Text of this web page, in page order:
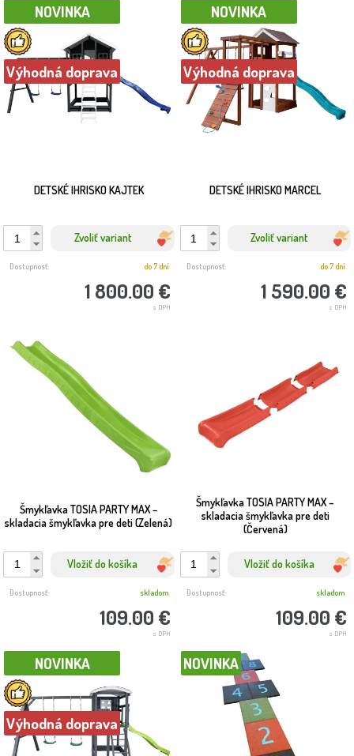
DETSKÉ IHRISKO KAJTEK
NOVINKA
Výhodná doprava
Zvoliť variant
1 800.00 €
s DPH
Dostupnosť: do 7 dní
DETSKÉ IHRISKO MARCEL
NOVINKA
Výhodná doprava
Zvoliť variant
1 590.00 €
s DPH
Dostupnosť: do 7 dní
Šmykľavka TOSIA PARTY MAX –
skladacia šmykľavka pre deti (Zelená)
Vložiť do košíka
109.00 €
s DPH
Dostupnosť: skladom
Šmykľavka TOSIA PARTY MAX –
skladacia šmykľavka pre deti
(Červená)
Vložiť do košíka
109.00 €
s DPH
Dostupnosť: skladom
NOVINKA
Výhodná doprava
NOVINKA